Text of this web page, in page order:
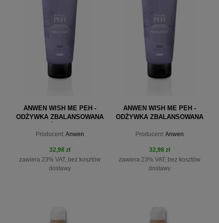
ANWEN WISH ME PEH -
ODŻYWKA ZBALANSOWANA
POROWATOŚCI 200 ML
Producent: Anwen
32,98 zł
zawiera 23% VAT, bez kosztów
dostawy
ANWEN WISH ME PEH -
ODŻYWKA ZBALANSOWANA
POROWATOŚCI 200 ML
Producent: Anwen
32,98 zł
zawiera 23% VAT, bez kosztów
dostawy